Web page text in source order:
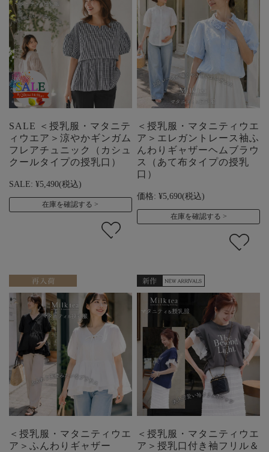
SALE ＜授乳服・マタニテ
ィウエア＞涼やかギンガム
フレアチュニック（カシュ
クールタイプの授乳口）
SALE: ¥5,490(税込)
在庫を確認する
＜授乳服・マタニティウエ
ア＞エレガントレース袖ふ
んわりギャザーヘムブラウ
ス（あて布タイプの授乳
口）
価格: ¥5,690(税込)
在庫を確認する
＜授乳服・マタニティウエ
ア＞ふんわりギャザー
＜授乳服・マタニティウエ
ア＞授乳口付き袖フリル＆